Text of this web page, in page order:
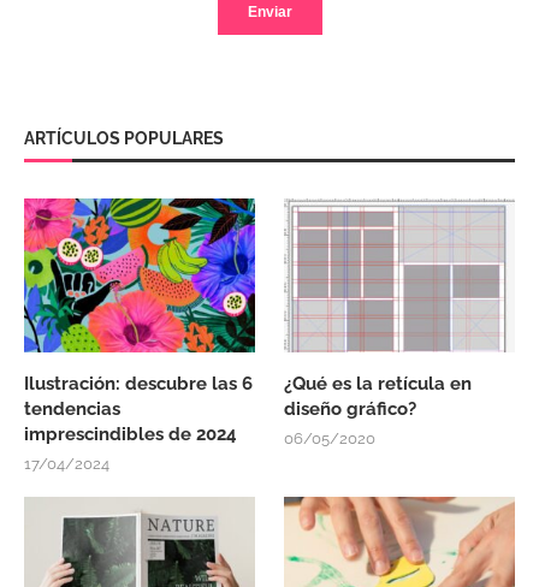
ARTÍCULOS POPULARES
Ilustración: descubre las 6
tendencias
imprescindibles de 2024
17/04/2024
¿Qué es la retícula en
diseño gráfico?
06/05/2020